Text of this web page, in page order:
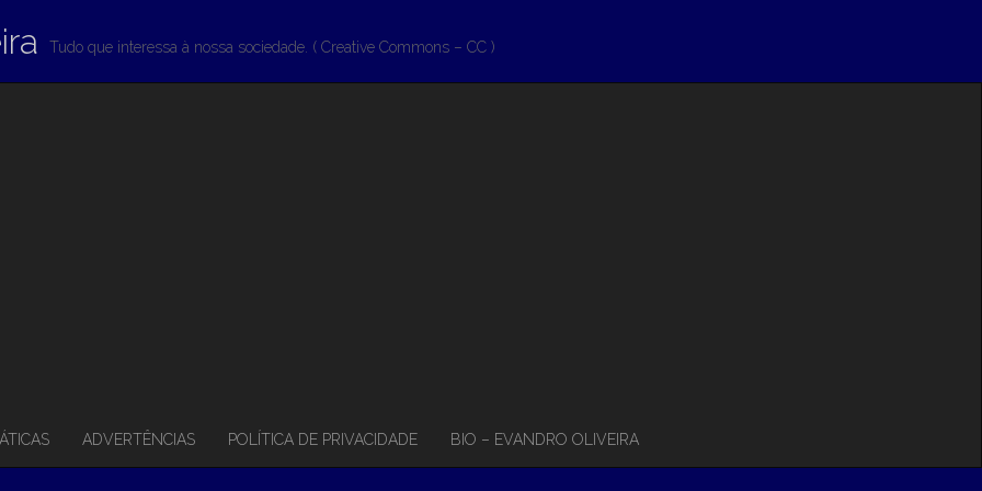
Tudo que interessa à nossa sociedade. ( Creative Commons – CC )
ADVERTÊNCIAS POLÍTICA DE PRIVACIDADE BIO – EVANDRO OLIVEIRA